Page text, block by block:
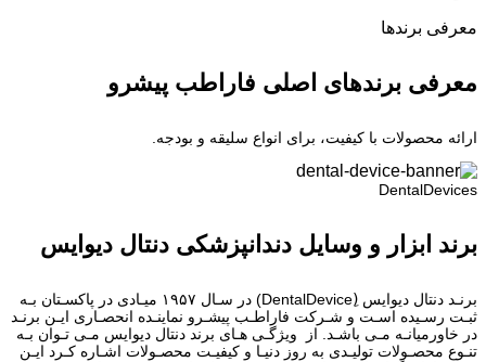
معرفی برند‌ها
معرفی برندهای اصلی فاراطب پیشرو
ارائه محصولات با کیفیت، برای انواع سلیقه و بودجه.
DentalDevices
برند ابزار و وسایل دندانپزشکی دنتال دیوایس
برنـد دنتال دیوایس (ِDentalDevice) در سـال ۱۹۵۷ میـادی در پاکسـتان بـه
ثبـت رسـیده اسـت و شـرکت فاراطـب پیشـرو نماینـده انحصـاری ایـن برنـد
در خاورمیانـه مـی باشـد. از ویژگـی هـای برند دنتال دیوایس مـی تـوان بـه
تنـوع محصـولات تولیـدی به روز دنیـا و کیفیـت محصـولات اشـاره کـرد ایـن